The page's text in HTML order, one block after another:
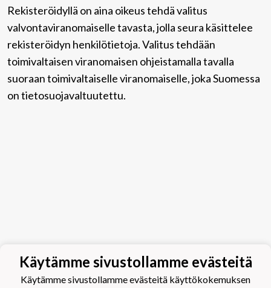
Rekisteröidyllä on aina oikeus tehdä valitus
valvontaviranomaiselle tavasta, jolla seura käsittelee
rekisteröidyn henkilötietoja. Valitus tehdään
toimivaltaisen viranomaisen ohjeistamalla tavalla
suoraan toimivaltaiselle viranomaiselle, joka Suomessa
on tietosuojavaltuutettu.
Käytämme sivustollamme evästeitä
Käytämme sivustollamme evästeitä käyttökokemuksen